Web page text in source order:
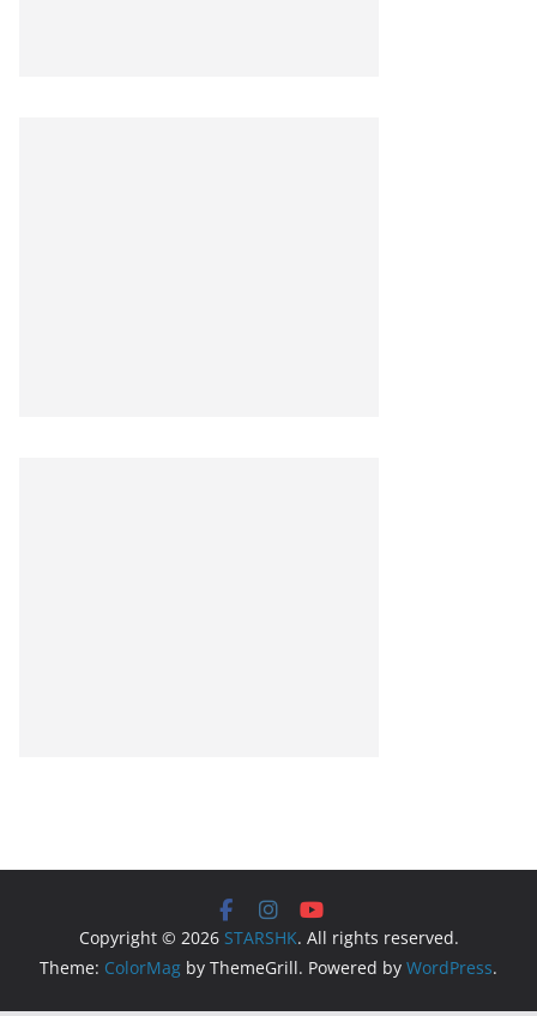
Copyright © 2026 STARSHK. All rights reserved.
Theme: ColorMag by ThemeGrill. Powered by WordPress.